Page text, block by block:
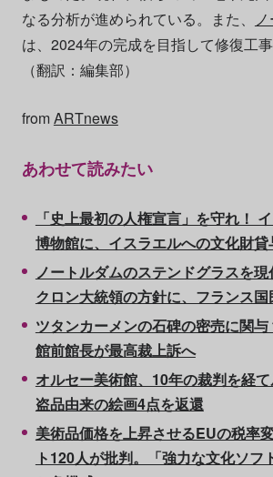
なる分析が進められている。また、
は、2024年の完成を目指して修復工事
（翻訳：編集部）
fromARTnews
あわせて読みたい
「史上最初の人権宣言」を守れ！
博物館に、イスラエルへの文化財
ノートルダムのステンドグラスを
クロン大統領の方針に、フランス
ツタンカーメンの石碑の密売に関
館前館長が最高裁上訴へ
オルセー美術館、10年の裁判を経
盗品由来の絵画4点を返還
美術品価格を上昇させるEUの税率
ト120人が批判。「強力な文化ソフ